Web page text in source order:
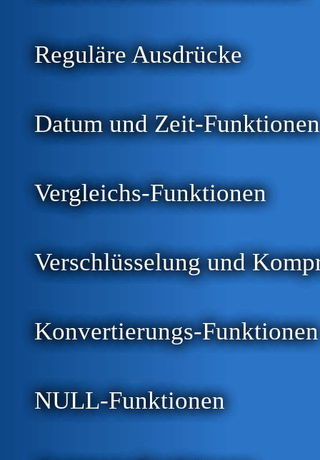
Reguläre Ausdrücke
Datum und Zeit-Funktionen
Vergleichs-Funktionen
Verschlüsselung und
Konvertierungs-Funktionen
NULL-Funktionen